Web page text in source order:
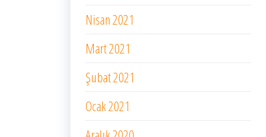
Nisan 2021
Mart 2021
Şubat 2021
Ocak 2021